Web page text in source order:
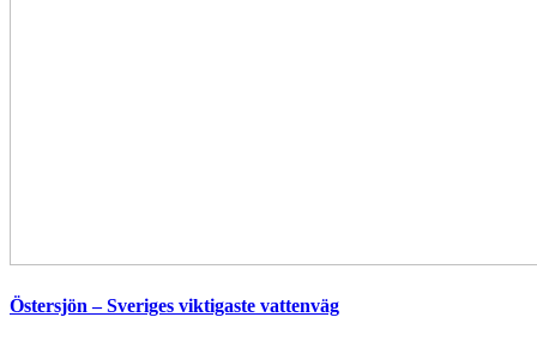
Östersjön – Sveriges viktigaste vattenväg